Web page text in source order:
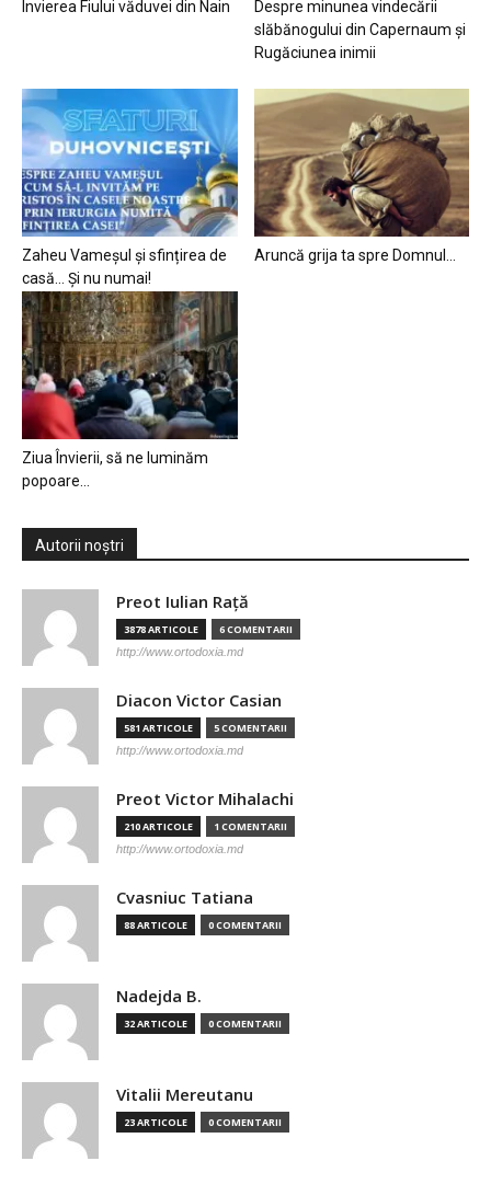
Învierea Fiului văduvei din Nain
Despre minunea vindecării
slăbănogului din Capernaum și
Rugăciunea inimii
Zaheu Vameșul și sfințirea de
casă… Și nu numai!
Aruncă grija ta spre Domnul…
Ziua Învierii, să ne luminăm
popoare…
Autorii noștri
Preot Iulian Raţă
3878 ARTICOLE 6 COMENTARII
http://www.ortodoxia.md
Diacon Victor Casian
581 ARTICOLE 5 COMENTARII
http://www.ortodoxia.md
Preot Victor Mihalachi
210 ARTICOLE 1 COMENTARII
http://www.ortodoxia.md
Cvasniuc Tatiana
88 ARTICOLE 0 COMENTARII
Nadejda B.
32 ARTICOLE 0 COMENTARII
Vitalii Mereutanu
23 ARTICOLE 0 COMENTARII